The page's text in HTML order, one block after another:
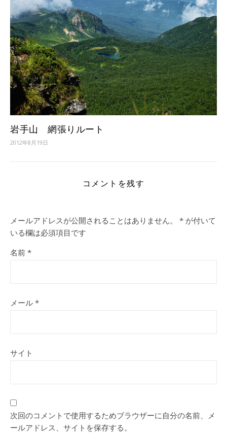
岩手山 網張りルート
2012年8月19日
コメントを残す
メールアドレスが公開されることはありません。 * が付いて
いる欄は必須項目です
名前 *
メール *
サイト
次回のコメントで使用するためブラウザーに自分の名前、メ
ールアドレス、サイトを保存する。